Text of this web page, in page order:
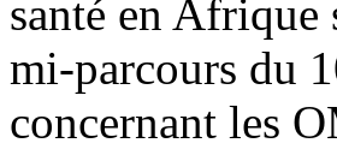
santé en Afrique
mi-parcours du
concernant les